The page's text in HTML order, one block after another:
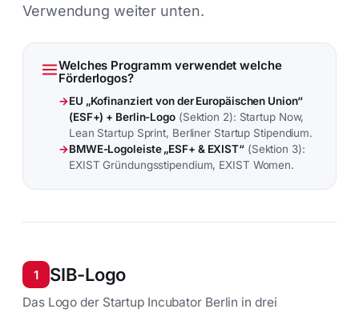
Verwendung weiter unten.
Welches Programm verwendet welche
Förderlogos?
→EU „Kofinanziert von der Europäischen Union“
(ESF+) + Berlin-Logo(Sektion 2): Startup Now,
Lean Startup Sprint, Berliner Startup Stipendium.
→BMWE-Logoleiste „ESF+ & EXIST“(Sektion 3):
EXIST Gründungsstipendium, EXIST Women.
1 SIB-Logo
Das Logo der Startup Incubator Berlin in drei